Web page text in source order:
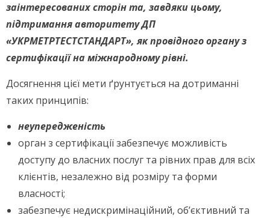
заінтересованих сторін та, завдяки цьому,
підтримання авторитету ДП
«УКРМЕТРТЕСТСТАНДАРТ», як провідного органу з
сертифікації на міжнародному рівні.
Досягнення цієї мети ґрунтується на дотриманні
таких принципів:
неупередженість
орган з сертифікації забезпечує можливість
доступу до власних послуг та рівних прав для всіх
клієнтів, незалежно від розміру та форми
власності;
забезпечує недискримінаційний, об’єктивний та